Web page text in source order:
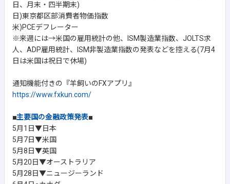
日、月末・四半期末)
日)東京都区部消費者物価指数
米)PCEデフレーター
※来週には→米国の雇用統計の他、ISM製造業指数、JOLTS求
人、ADP雇用統計、ISM非製造業指数の発表などを控える(7月4
日は米国は祝日で休場)
通知機能付きの『羊飼いのFXアプリ』
https://www.fxkun.com/
■主要国の金融政策発表■
5月1日▼日本
5月7日▼米国
5月8日▼英国
5月20日▼オーストラリア
5月28日▼ニュージーランド